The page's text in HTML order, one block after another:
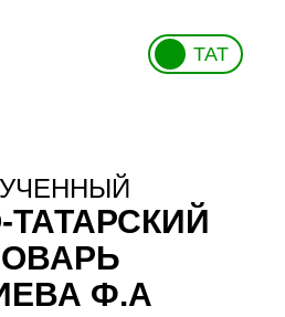
ТАТ
ТАТАРСКИЙ
Ф.А